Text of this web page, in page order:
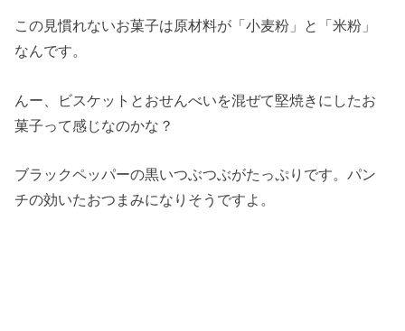
この見慣れないお菓子は原材料が「小麦粉」と「米粉」
なんです。
んー、ビスケットとおせんべいを混ぜて堅焼きにしたお
菓子って感じなのかな？
ブラックペッパーの黒いつぶつぶがたっぷりです。パン
チの効いたおつまみになりそうですよ。